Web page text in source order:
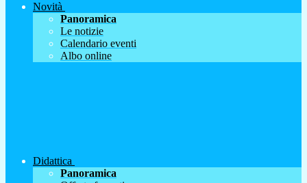
Novità
Panoramica
Le notizie
Calendario eventi
Albo online
Didattica
Panoramica